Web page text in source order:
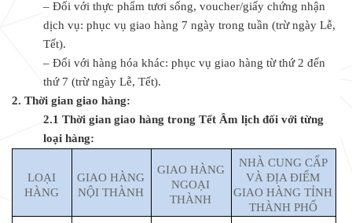
– Đối với thực phẩm tươi sống, voucher/giấy chứng nhận
dịch vụ: phục vụ giao hàng 7 ngày trong tuần (trừ ngày Lễ,
Tết).
– Đối với hàng hóa khác: phục vụ giao hàng từ thứ 2 đến
thứ 7 (trừ ngày Lễ, Tết).
2. Thời gian giao hàng:
2.1 Thời gian giao hàng trong Tết Âm lịch đối với từng
loại hàng:
LOẠI
HÀNG
GIAO HÀNG
NỘI THÀNH
GIAO HÀNG
NGOẠI
THÀNH
NHÀ CUNG CẤP
VÀ ĐỊA ĐIỂM
GIAO HÀNG TỈNH
THÀNH PHỐ